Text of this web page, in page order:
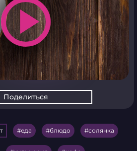
play_arrow
Поделиться
еда блюдо солянка